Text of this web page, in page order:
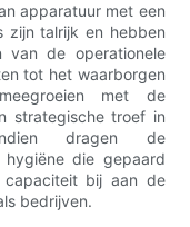
apparatuur met een
zijn talrijk en hebben
van de operationele
tot het waarborgen
met de
strategische troef in
dragen de
hygiëne die gepaard
bij aan de
bedrijven.